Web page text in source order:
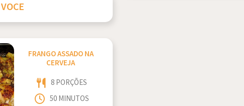
FRANGO ASSADO NA
CERVEJA
8 PORÇÕES
50 MINUTOS